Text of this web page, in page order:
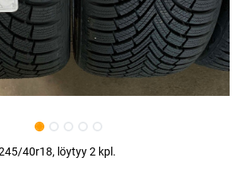
40r18, löytyy 2 kpl.